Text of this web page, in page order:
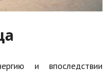
и впоследствии